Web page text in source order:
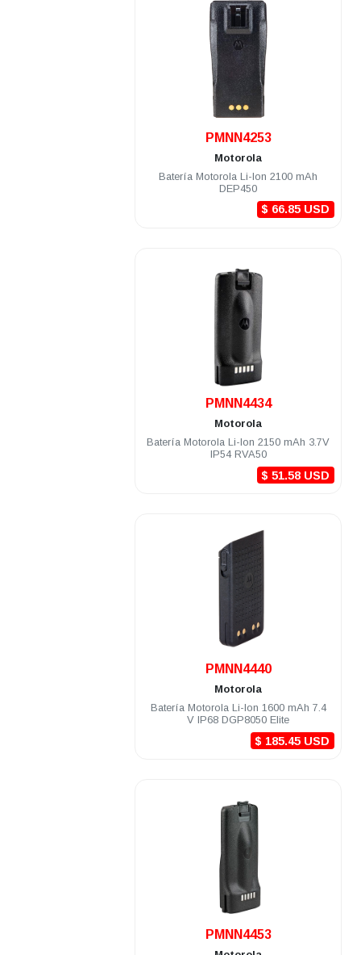
PMNN4253
Motorola
Batería Motorola Li-Ion 2100 mAh
DEP450
$ 66.85 USD
PMNN4434
Motorola
Batería Motorola Li-Ion 2150 mAh 3.7V
IP54 RVA50
$ 51.58 USD
PMNN4440
Motorola
Batería Motorola Li-Ion 1600 mAh 7.4
V IP68 DGP8050 Elite
$ 185.45 USD
PMNN4453